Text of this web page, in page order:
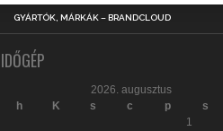
GYÁRTÓK, MÁRKÁK – BRANDCLOUD
IDŐGÉP
2026. augusztus
h
K s c p s
1